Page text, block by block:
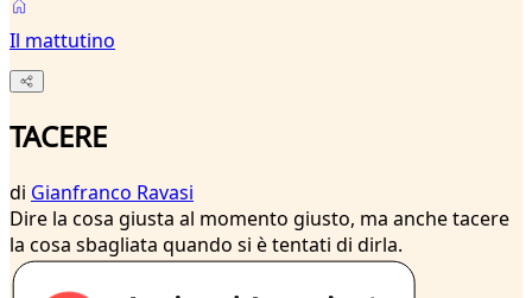
Il mattutino
TACERE
di Gianfranco Ravasi
Dire la cosa giusta al momento giusto, ma anche tacere
la cosa sbagliata quando si è tentati di dirla.